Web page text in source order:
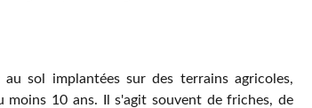
sol implantées sur des terrains agricoles,
10 ans. Il s'agit souvent de friches, de